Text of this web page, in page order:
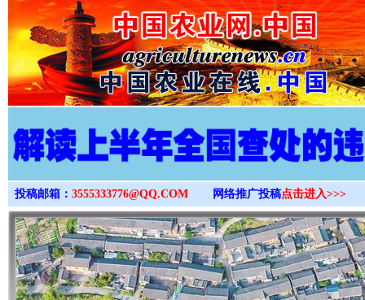
>
投稿邮箱： 3555333776@QQ.COM 网络推广投稿点击进入>>>